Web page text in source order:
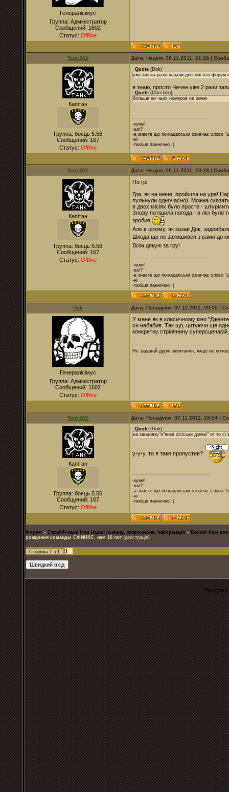
Генералісімус
Группа: Адміністратор
Сообщений: 1602
Статус: Offline
Tank302 Дата: Неділя, 06.11.2011, 21:38 |
Капітан
Группа: боєць 5.56
Сообщений: 167
Статус: Offline
Quote (Dok)
уже кілька разів казали для тих хто
я знаю, просто Чечен уже 2 рази
Quote (Chechen)
больше ни чьих номеров не имею
-куме!
-шо?
-а знаєте що по-кацапськи означає слово
-ні
-тихіше панночко :)
Tank302 Дата: Неділя, 06.11.2011, 23:18 |
Капітан
Группа: боєць 5.56
Сообщений: 167
Статус: Offline
По грі:
Гра, як на мене, пройшла на ура!
пульнули одночасно). Можна
в двох місіях було просте -
Знову потішила погода - в лісі було
зробив
Але в цілому, як казав Док,
Шкода що не залишився з вами до
Всім дякую за гру!
-куме!
-шо?
-а знаєте що по-кацапськи означає слово
-ні
-тихіше панночко :)
Dok Дата: Понеділок, 07.11.2011, 09:09 |
Генералісімус
Группа: Адміністратор
Сообщений: 1602
Статус: Offline
У мене як в класичному кіно
си набабив. Так що, цитуючи ще
конкретну стрілянину
Не задавай дурні запитання, якщо не
Tank302 Дата: Понеділок, 07.11.2011, 18:04 |
Капітан
Группа: боєць 5.56
Сообщений: 167
Статус: Offline
Quote (Dok)
на канцовку"п"янка сісіськи дзевкі" от то
у-у-у, то я таке пропустив?
-куме!
-шо?
-а знаєте що по-кацапськи означає слово
-ні
-тихіше панночко :)
Форум » Страйбольні ігри інших команд, запрошення, інформація » Великі ігри
рождения команды СФИНКС, нам 10 лет (реєстрація)
Сторінка 1 з 1 1